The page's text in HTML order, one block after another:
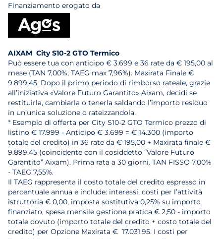
Finanziamento erogato da
AIXAM City S10-2 GTO Termico
Può essere tua con anticipo € 3.699 e 36 rate da € 195,00 al
mese (TAN 7,00%; TAEG max 7,96%). Maxirata Finale €
9.899,45. Dopo il primo periodo di rimborso rateale, grazie
all’iniziativa «Valore Futuro Garantito» Aixam, decidi se
restituirla, cambiarla o tenerla saldando l’importo residuo
in un’unica soluzione o rateizzandola.
* Esempio di offerta per City S10-2 GTO Termico prezzo di
listino € 17.999 - Anticipo € 3.699 = € 14.300 (importo
totale del credito) in 36 rate da € 195,00 + Maxirata finale €
9.899,45 (coincidente con il cosiddetto “Valore Futuro
Garantito” Aixam). Prima rata a 30 giorni. TAN FISSO 7,00%
- TAEG 7,55%.
Il TAEG rappresenta il costo totale del credito espresso in
percentuale annua e include: interessi, costi per l’attività
istruttoria € 0,00, imposta sostitutiva 0,25% su importo
finanziato, spesa mensile gestione pratica € 2,50 - importo
totale dovuto (importo totale del credito + costo totale del
credito) per Opzione Maxirata € 17.031,95. I costi per